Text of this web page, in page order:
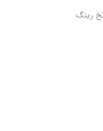
رینگ